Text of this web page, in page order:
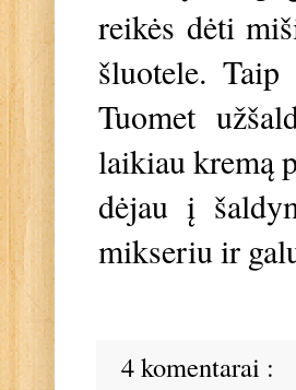
reikės dėti
šluotele.
Tuomet
laikiau kremą
dėjau į
mikseriu ir
4 komentarai :